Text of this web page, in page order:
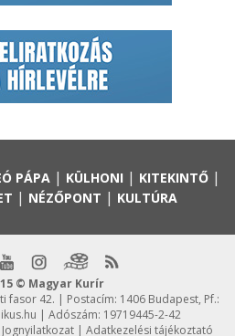
PÁPA| KÜLHONI | KITEKINTŐ|
| NÉZŐPONT | KULTÚRA
© Magyar Kurír
fasor 42. | Postacím: 1406 Budapest, Pf.:
| Adószám: 19719445-2-42
Jognyilatkozat | Adatkezelési tájékoztató